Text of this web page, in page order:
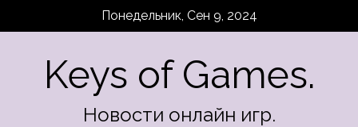
Понедельник, Сен 9, 2024
Keys of Games.
Новости онлайн игр.